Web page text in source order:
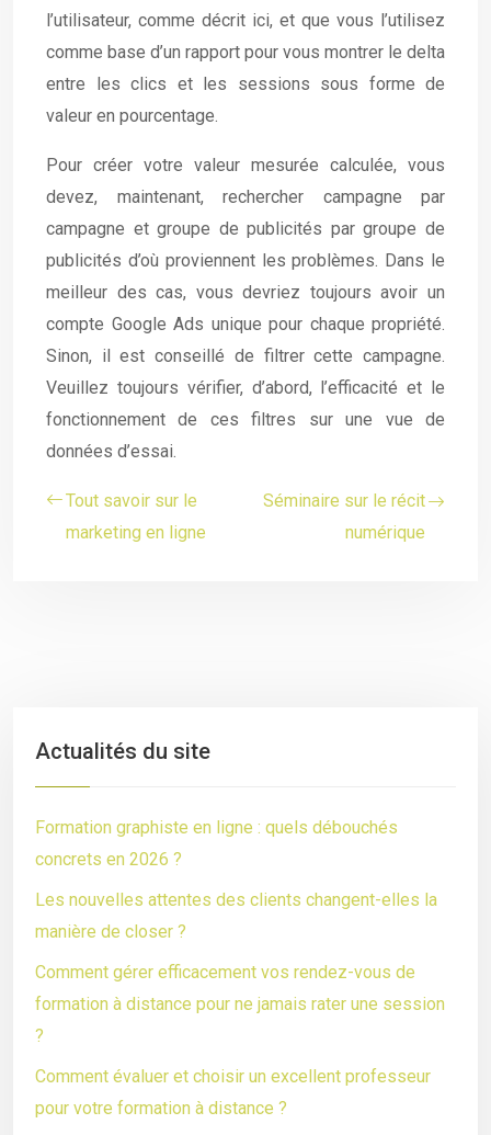
l’utilisateur, comme décrit ici, et que vous l’utilisez
comme base d’un rapport pour vous montrer le delta
entre les clics et les sessions sous forme de
valeur en pourcentage.
Pour créer votre valeur mesurée calculée, vous
devez, maintenant, rechercher campagne par
campagne et groupe de publicités par groupe de
publicités d’où proviennent les problèmes. Dans le
meilleur des cas, vous devriez toujours avoir un
compte Google Ads unique pour chaque propriété.
Sinon, il est conseillé de filtrer cette campagne.
Veuillez toujours vérifier, d’abord, l’efficacité et le
fonctionnement de ces filtres sur une vue de
données d’essai.
Tout savoir sur le
marketing en ligne
Séminaire sur le récit
numérique
Actualités du site
Formation graphiste en ligne : quels débouchés
concrets en 2026 ?
Les nouvelles attentes des clients changent-elles la
manière de closer ?
Comment gérer efficacement vos rendez-vous de
formation à distance pour ne jamais rater une session
?
Comment évaluer et choisir un excellent professeur
pour votre formation à distance ?